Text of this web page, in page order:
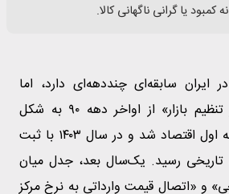
یا گرانی ناگهانی کالا.
ایران سابقه‌ای چنددهه‌ای دارد، اما
«واردات به‌مثابه ابزار تنظیم بازار» از اواخر دهه ۹۰ به شکل
محسوس‌تر وارد صفحه اول اقتصاد شد و در سال ۱۴۰۳ با ثبت
تاریخی رسید. یک‌سال بعد، جدل میان
و «اتصال قیمت وارداتی به نرخ مرکز